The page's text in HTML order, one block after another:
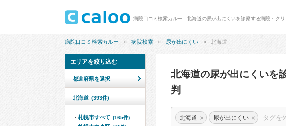
病院口コミ検索カルー - 北海道の尿が出にくいを診察する病院・ク
病院口コミ検索カルー 病院検索 尿が出にくい 北海道
北海道の尿が出にくいを
判
北海道 × 尿が出にくい ×
エリアを絞り込む
都道府県を選択
北海道 (393件)
札幌市すべて (165件)